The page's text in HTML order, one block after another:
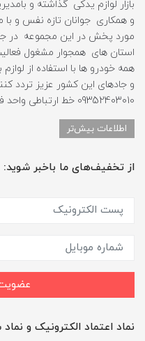
بازار لوازم یدکی گذاشته و
و همکاری جوانان تازه نفس و
مورد پخش در این مجموعه در
استان های همجوار مشغول
همه خودرو ها با استفاده از
و جادهای این کشور عزیز تردد
09352403010 خط ارتباطی واحد فروش می‌باشد.
اطلاعات بیش‌تر
از تخفیف‌های ما باخبر شوید:
نماد اعتماد الکترونیک و